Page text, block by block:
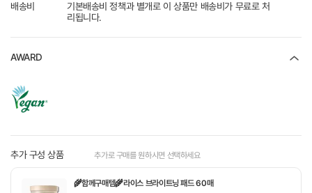
배송비
기본배송비 정책과 별개로 이 상품만 배송비가 무료로 처
리됩니다.
AWARD
추가 구성 상품 추가로 구매를 원하시면 선택하세요
🌾함께구매템🌾라이스 브라이트닝 패드 60매